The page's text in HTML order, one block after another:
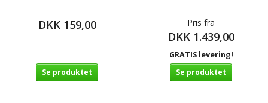
DKK 159,00
Se produktet
Pris fra
DKK 1.439,00
GRATIS levering!
Se produktet